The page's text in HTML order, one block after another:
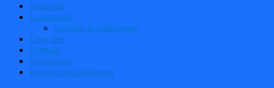
Startseite
Leistungen
Sanitäre Installationen
Über uns
Kontakt
Impressum
Datenschutzerklärung